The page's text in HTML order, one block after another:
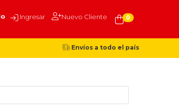
Ingresar Nuevo Cliente 0
Envíos a todo el país